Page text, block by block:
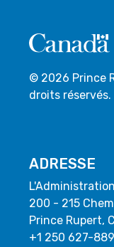
© 2026 Prince
droits réservés.
ADRESSE
200 - 215
Prince Rupert,
+1 250 627-